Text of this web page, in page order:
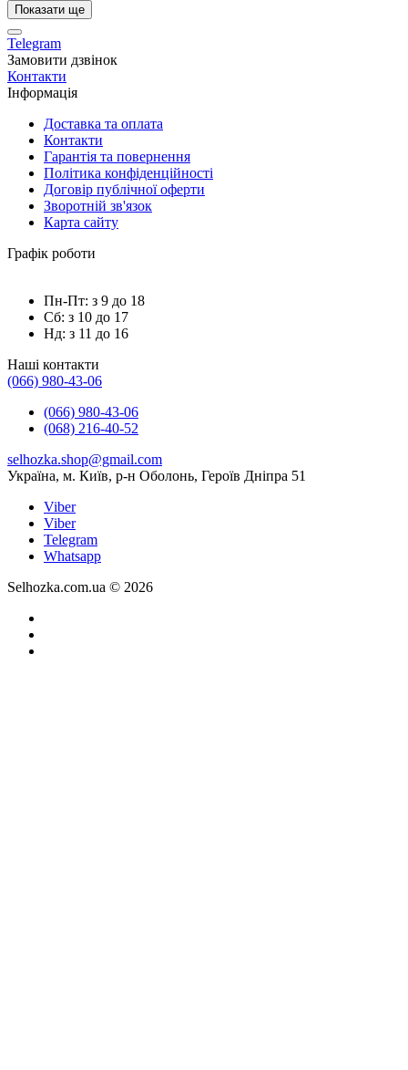
Показати ще
Telegram
Замовити дзвінок
Контакти
Інформація
Доставка та оплата
Контакти
Гарантія та повернення
Політика конфіденційності
Договір публічної оферти
Зворотній зв'язок
Карта сайту
Графік роботи
Пн-Пт: з 9 до 18
Сб: з 10 до 17
Нд: з 11 до 16
Наші контакти
(066) 980-43-06
(066) 980-43-06
(068) 216-40-52
selhozka.shop@gmail.com
Українa, м. Київ, р-н Оболонь, Героїв Дніпра 51
Viber
Viber
Telegram
Whatsapp
Selhozka.com.ua © 2026